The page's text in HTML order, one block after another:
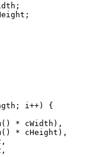
;
;
i++) {
() * cWidth),
() * cHeight),
,
,